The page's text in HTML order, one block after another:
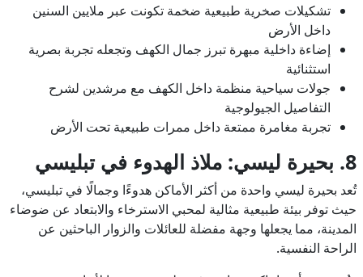
تشكيلات صخرية طبيعية ضخمة تكونت عبر ملايين السنين
داخل الأرض
إضاءة داخلية مبهرة تبرز جمال الكهف وتجعله تجربة بصرية
استثنائية
جولات سياحية منظمة داخل الكهف مع مرشدين لشرح
التفاصيل الجيولوجية
تجربة مغامرة ممتعة داخل ممرات طبيعية تحت الأرض
8. بحيرة ليسي: ملاذ الهدوء في تبليسي
تُعد بحيرة ليسي واحدة من أكثر الأماكن هدوءًا وجمالًا في تبليسي،
حيث توفر بيئة طبيعية مثالية لمحبي الاسترخاء والابتعاد عن ضوضاء
المدينة، مما يجعلها وجهة مفضلة للعائلات والزوار الباحثين عن
الراحة النفسية.